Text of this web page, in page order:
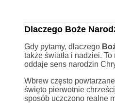
Dlaczego Boże
Gdy pytamy, dlaczego
także światła i nadziei.
oddaje sens narodzin
Wbrew często
święto pierwotnie
sposób uczczono realne